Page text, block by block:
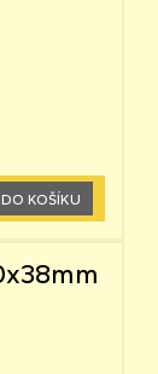
DO KOŠÍKU